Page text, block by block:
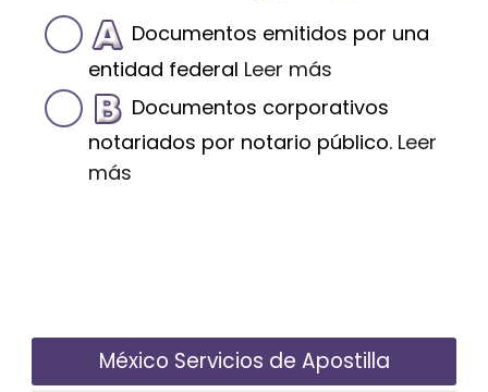
Documentos emitidos por una
entidad federal Leer más
Documentos corporativos
notariados por notario público. Leer
más
México Servicios de Apostilla